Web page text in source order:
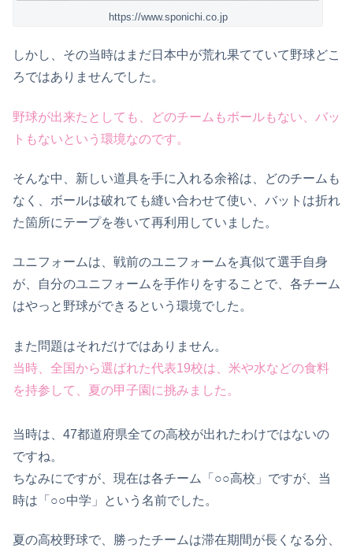
https://www.sponichi.co.jp
しかし、その当時はまだ日本中が荒れ果てていて野球どこ
ろではありませんでした。
野球が出来たとしても、どのチームもボールもない、バッ
トもないという環境なのです。
そんな中、新しい道具を手に入れる余裕は、どのチームも
なく、ボールは破れても縫い合わせて使い、バットは折れ
た箇所にテープを巻いて再利用していました。
ユニフォームは、戦前のユニフォームを真似て選手自身
が、自分のユニフォームを手作りをすることで、各チーム
はやっと野球ができるという環境でした。
また問題はそれだけではありません。
当時、全国から選ばれた代表19校は、米や水などの食料
を持参して、夏の甲子園に挑みました。
当時は、47都道府県全ての高校が出れたわけではないの
ですね。
ちなみにですが、現在は各チーム「○○高校」ですが、当
時は「○○中学」という名前でした。
夏の高校野球で、勝ったチームは滞在期間が長くなる分、